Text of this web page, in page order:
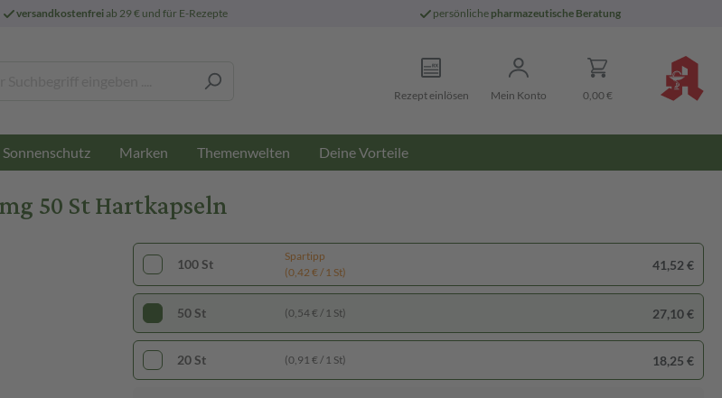
versandkostenfreiab 29 € und für E-Rezepte persönliche pharmazeutische Beratung
Rezept einlösen Mein Konto 0,00 €
Sonnenschutz Marken Themenwelten Deine Vorteile
50 St Hartkapseln
100 St
Spartipp
(0,42 € / 1 St)
41,52 €
50 St (0,54 € / 1 St) 27,10 €
20 St (0,91 € / 1 St) 18,25 €